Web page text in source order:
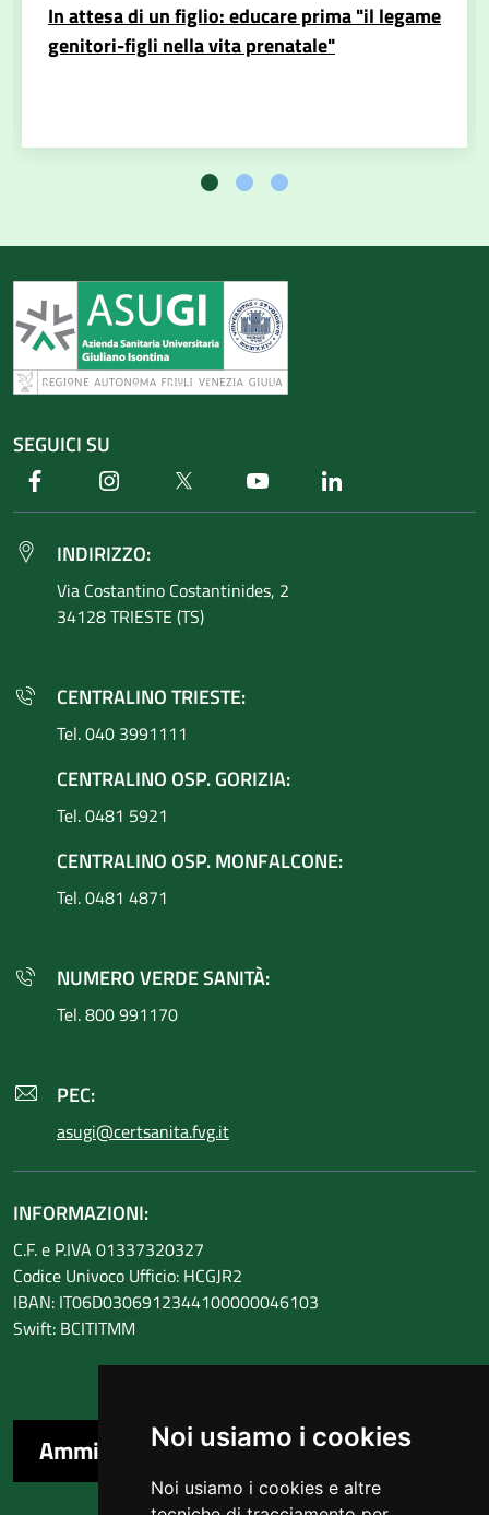
Noi usiamo i cookies
Noi usiamo i cookies e altre
In attesa di un figlio: educare prima "il legame
genitori-figli nella vita prenatale"
SEGUICI SU
Facebook Instagram Twitter Youtube
INDIRIZZO:
Via Costantino Costantinides, 2
34128 TRIESTE (TS)
CENTRALINO TRIESTE:
Tel. 040 3991111
CENTRALINO OSP. GORIZIA:
Tel. 0481 5921
CENTRALINO OSP. MONFALCONE:
Tel. 0481 4871
NUMERO VERDE SANITÀ:
Tel. 800 991170
PEC:
asugi@certsanita.fvg.it
INFORMAZIONI:
C.F. e P.IVA 01337320327
Codice Univoco Ufficio: HCGJR2
IBAN: IT06D0306912344100000046103
Swift: BCITITMM
Amministrazione trasparente